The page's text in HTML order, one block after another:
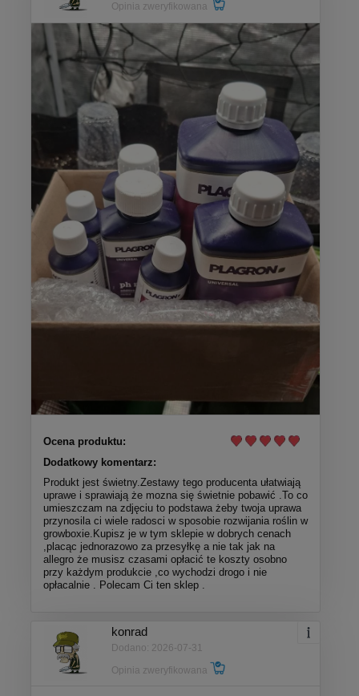
Opinia zweryfikowana
Ocena produktu:
Dodatkowy komentarz:
Produkt jest świetny.Zestawy tego producenta ułatwiają
uprawe i sprawiają że mozna się świetnie pobawić .To co
umieszczam na zdjęciu to podstawa żeby twoja uprawa
przynosila ci wiele radosci w sposobie rozwijania roślin w
growboxie.Kupisz je w tym sklepie w dobrych cenach
,placąc jednorazowo za przesyłkę a nie tak jak na
allegro że musisz czasami opłacić te koszty osobno
przy każdym produkcie ,co wychodzi drogo i nie
opłacalnie . Polecam Ci ten sklep .
konrad
Dodano: 2026-07-31
Opinia zweryfikowana